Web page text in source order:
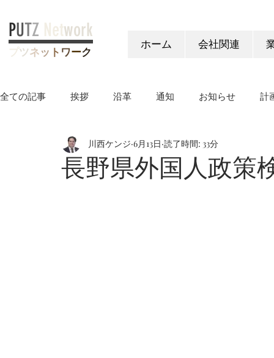
ホーム 会社関連
PUTZ Network
プツネ ッ ト ワーク
全ての記事 挨拶 沿革 通知 お知らせ 計
ヤングケアラー制度
長野県外国人政策
川西ケンジ 6月13日 読了時間: 33分